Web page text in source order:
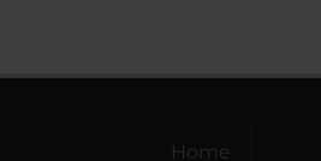
Home